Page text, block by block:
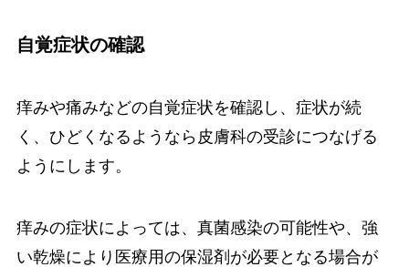
自覚症状の確認
痒みや痛みなどの自覚症状を確認し、症状が続
く、ひどくなるようなら皮膚科の受診につなげる
ようにします。
痒みの症状によっては、真菌感染の可能性や、強
い乾燥により医療用の保湿剤が必要となる場合が